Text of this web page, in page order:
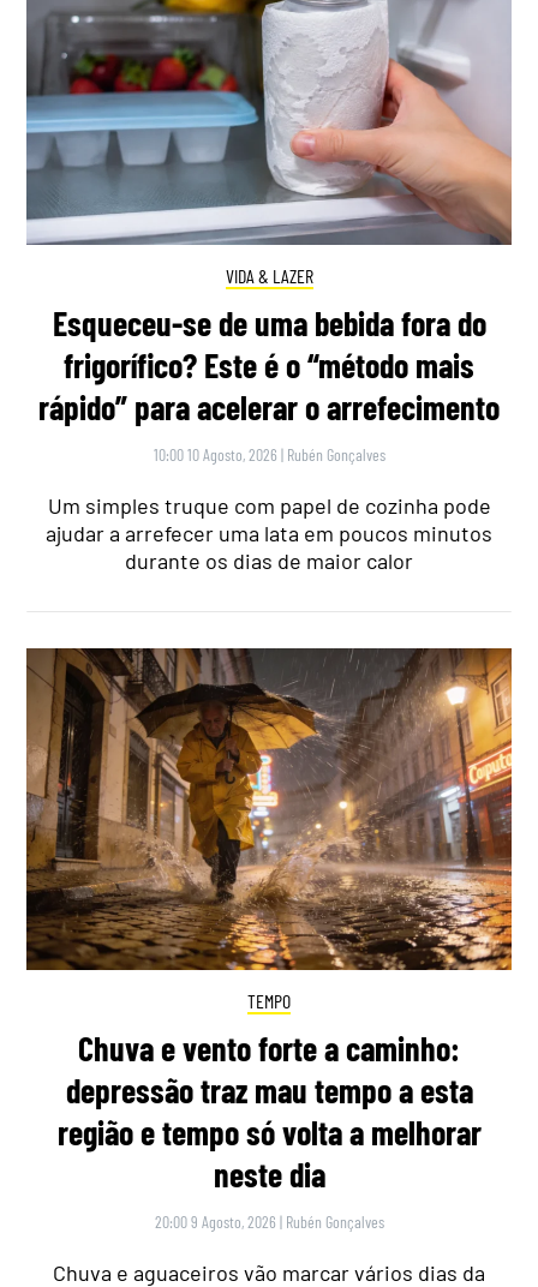
VIDA & LAZER
Esqueceu-se de uma bebida fora do
frigorífico? Este é o “método mais
rápido” para acelerar o arrefecimento
10:00 10 Agosto, 2026 | Rubén Gonçalves
Um simples truque com papel de cozinha pode
ajudar a arrefecer uma lata em poucos minutos
durante os dias de maior calor
TEMPO
Chuva e vento forte a caminho:
depressão traz mau tempo a esta
região e tempo só volta a melhorar
neste dia
20:00 9 Agosto, 2026 | Rubén Gonçalves
Chuva e aguaceiros vão marcar vários dias da